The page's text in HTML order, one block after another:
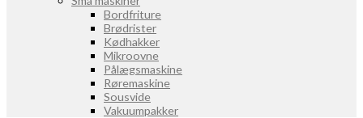
Bordfriture
Brødrister
Kødhakker
Mikroovne
Pålægsmaskine
Røremaskine
Sousvide
Vakuumpakker